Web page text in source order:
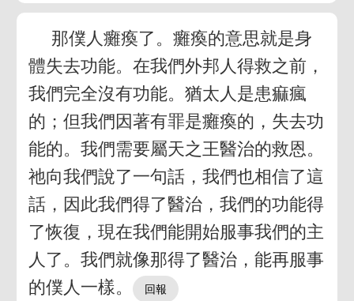
那僕人癱瘓了。癱瘓的意思就是身
體失去功能。在我們外邦人得救之前，
我們完全沒有功能。猶太人是患痲瘋
的；但我們因著有罪是癱瘓的，失去功
能的。我們需要屬天之王醫治的救恩。
祂向我們說了一句話，我們也相信了這
話，因此我們得了醫治，我們的功能得
了恢復，現在我們能開始服事我們的主
人了。我們就像那得了醫治，能再服事
的僕人一樣。